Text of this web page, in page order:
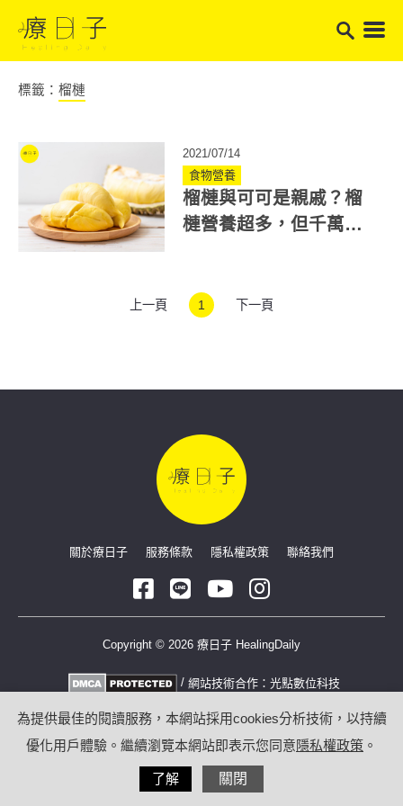
標籤： 榴槤
2021/07/14
食物營養
榴槤與可可是親戚？榴
槤營養超多，但千萬別
上一頁 1 下一頁
關於療日子 服務條款 隱私權政策 聯絡我們
Copyright © 2026 療日子 HealingDaily
/ 網站技術合作： 光點數位科技
為提供最佳的閱讀服務，本網站採用cookies分析技術，以持續
優化用戶體驗。繼續瀏覽本網站即表示您同意隱私權政策 。
了解 關閉